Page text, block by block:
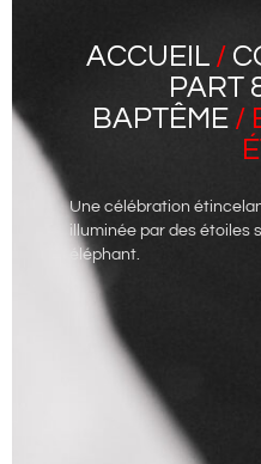
ACCUEIL /
PART
BAPTÊME/
Une célébration
illuminée par des étoiles
éléphant.